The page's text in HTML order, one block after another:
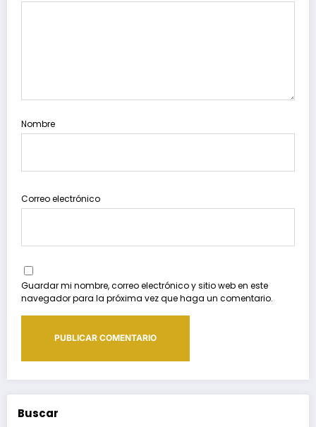
Nombre
Correo electrónico
Guardar mi nombre, correo electrónico y sitio web en este
navegador para la próxima vez que haga un comentario.
Buscar